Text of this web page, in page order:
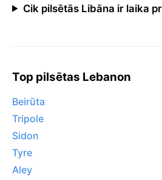
Cik pilsētās Libāna ir laika
Top pilsētas Lebanon
Beirūta
Tripole
Sidon
Tyre
Aley